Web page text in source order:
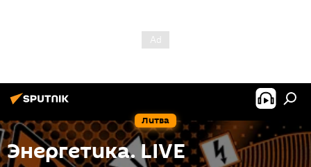
Литва
Энергетика. LIVE